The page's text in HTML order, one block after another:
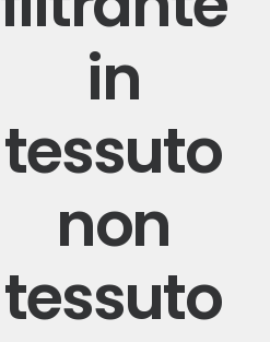
in
tessuto
non
tessuto